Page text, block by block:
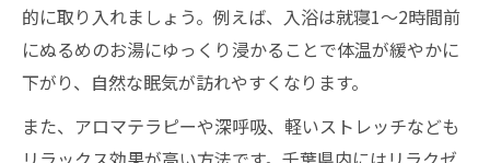
的に取り入れましょう。例えば、入浴は就寝1～2時間前
にぬるめのお湯にゆっくり浸かることで体温が緩やかに
下がり、自然な眠気が訪れやすくなります。
また、アロマテラピーや深呼吸、軽いストレッチなども